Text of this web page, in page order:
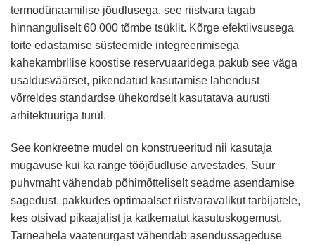
termodünaamilise jõudlusega, see riistvara tagab
hinnanguliselt 60 000 tõmbe tsüklit. Kõrge efektiivsusega
toite edastamise süsteemide integreerimisega
kahekambrilise koostise reservuaaridega pakub see väga
usaldusväärset, pikendatud kasutamise lahendust
võrreldes standardse ühekordselt kasutatava aurusti
arhitektuuriga turul.
See konkreetne mudel on konstrueeritud nii kasutaja
mugavuse kui ka range tööjõudluse arvestades. Suur
puhvmaht vähendab põhimõtteliselt seadme asendamise
sagedust, pakkudes optimaalset riistvaravalikut tarbijatele,
kes otsivad pikaajalist ja katkematut kasutuskogemust.
Tarneahela vaatenurgast vähendab asendussageduse